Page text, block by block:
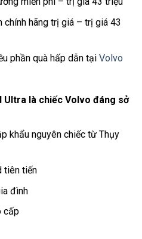
chính hãng trị giá – trị giá 43
phần quà hấp dẫn tại Volvo
Ultra là chiếc Volvo đáng sở
khẩu nguyên chiếc từ Thụy
tiên tiến
đình
cấp